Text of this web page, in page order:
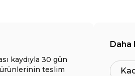
kaydıyla 30 gün
teslim
Daha